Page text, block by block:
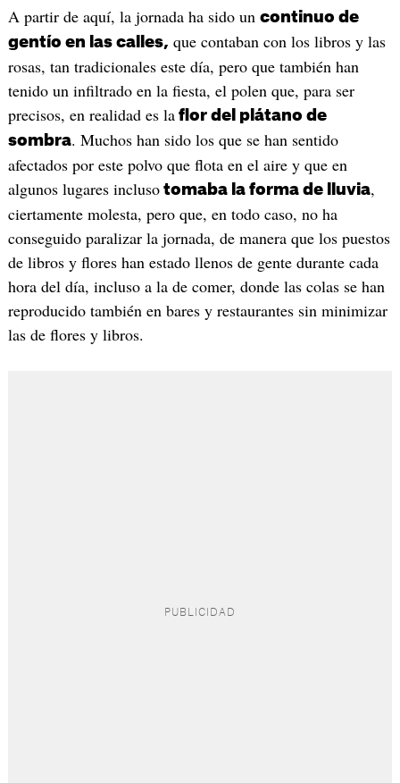
A partir de aquí, la jornada ha sido un continuo de
gentío en las calles, que contaban con los libros y las
rosas, tan tradicionales este día, pero que también han
tenido un infiltrado en la fiesta, el polen que, para ser
precisos, en realidad es laflor del plátano de
sombra. Muchos han sido los que se han sentido
afectados por este polvo que flota en el aire y que en
algunos lugares inclusotomaba la forma de lluvia,
ciertamente molesta, pero que, en todo caso, no ha
conseguido paralizar la jornada, de manera que los puestos
de libros y flores han estado llenos de gente durante cada
hora del día, incluso a la de comer, donde las colas se han
reproducido también en bares y restaurantes sin minimizar
las de flores y libros.